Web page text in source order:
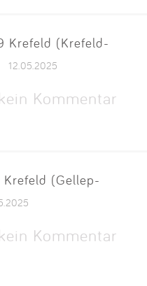
Krefeld (Krefeld-
12.05.2025
Kommentar
(Gellep-
Kommentar